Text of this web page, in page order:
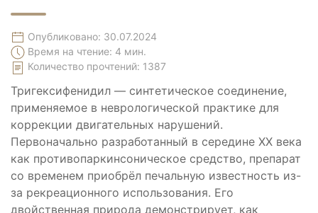
Опубликовано: 30.07.2024
Время на чтение: 4 мин.
Количество прочтений: 1387
Тригексифенидил — синтетическое соединение,
применяемое в неврологической практике для
коррекции двигательных нарушений.
Первоначально разработанный в середине XX века
как противопаркинсоническое средство, препарат
со временем приобрёл печальную известность из-
за рекреационного использования. Его
двойственная природа демонстрирует, как